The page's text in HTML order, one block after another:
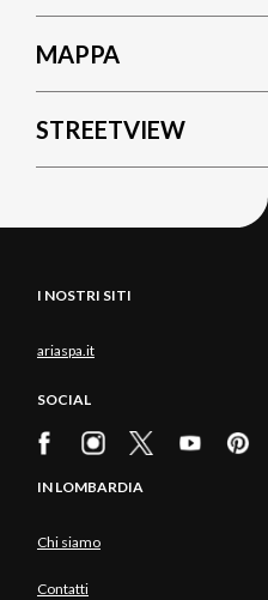
MAPPA
STREETVIEW
I NOSTRI SITI
ariaspa.it
SOCIAL
IN LOMBARDIA
Chi siamo
Contatti